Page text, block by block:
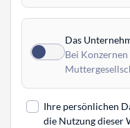
Das
Bei
Ihre persönlichen
die Nutzung dieser